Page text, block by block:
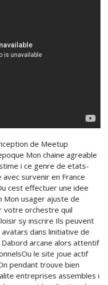
de Meetup
Mon chaine agreable
i ce genre de etats-
survenir en France
cest effectuer une idee
Mon usager ajuste de
votre orchestre quil
sy inscrire Ils peuvent
dans linitiative de
arcane alors attentif
le site joue actif
pendant trouve bien
entreprises assembles i